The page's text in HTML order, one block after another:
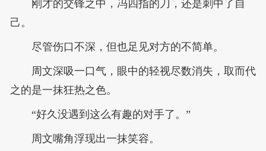
刚才的交锋之中，冯四指的刀，还是刺中了自
己。
尽管伤口不深，但也足见对方的不简单。
周文深吸一口气，眼中的轻视尽数消失，取而代
之的是一抹狂热之色。
“好久没遇到这么有趣的对手了。”
周文嘴角浮现出一抹笑容。